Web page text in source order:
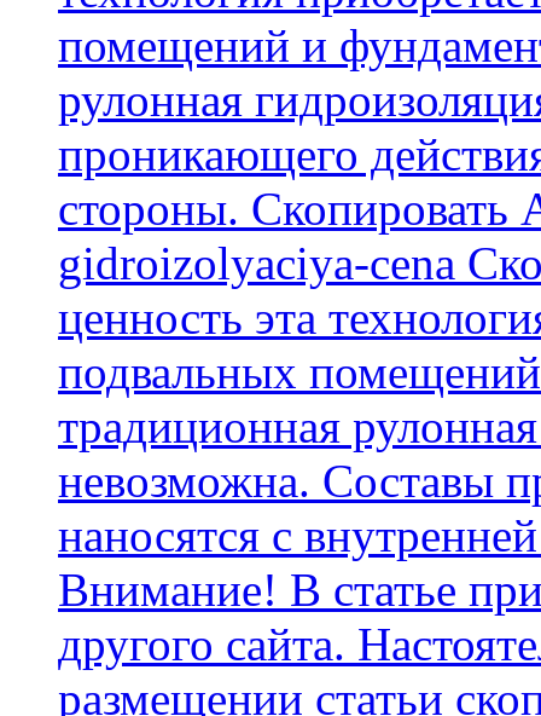
помещений и
рулонная
проникающего
стороны. Скопировать
gidroizolyaciya-cena
ценность эта
подвальных
традиционная
невозможна. Составы
наносятся с
Внимание! В статье
другого сайта.
размещении статьи